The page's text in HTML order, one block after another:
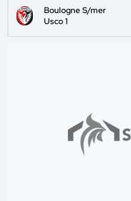
Boulogne S/mer
Usco 1